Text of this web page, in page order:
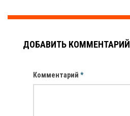
ДОБАВИТЬ КОММЕНТАРИЙ
Комментарий *